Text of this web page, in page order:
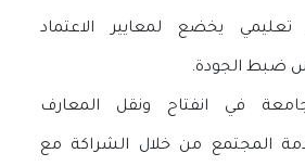
يخضع لمعايير الاعتماد
ضبط الجودة.
في انفتاح ونقل المعارف
المجتمع من خلال الشراكة مع